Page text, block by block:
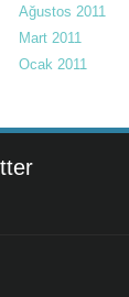
Ağustos 2011
Mart 2011
Ocak 2011